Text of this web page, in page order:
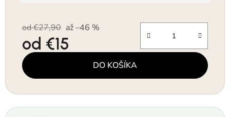
od €27,90 až –46 %
od €15
Jednotková cena: DO KOŠÍKA